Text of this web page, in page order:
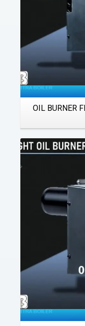
OIL BURNER